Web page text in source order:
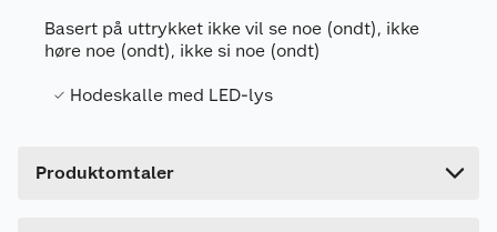
Basert på uttrykket ikke vil se noe (ondt), ikke
høre noe (ondt), ikke si noe (ondt)
Hodeskalle med LED-lys
Produktomtaler
artikkelnummer
117